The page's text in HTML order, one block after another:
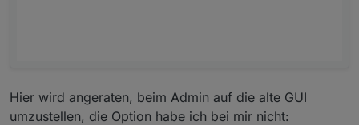
Hier wird angeraten, beim Admin auf die alte GUI
umzustellen, die Option habe ich bei mir nicht: